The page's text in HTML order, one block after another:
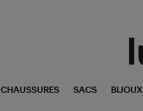
CHAUSSURES SACS BIJOUX